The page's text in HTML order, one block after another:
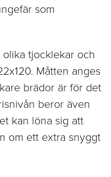
som
tjocklekar och
Måtten anges
brädor är för det
beror även
kan löna sig att
om ett extra snyggt